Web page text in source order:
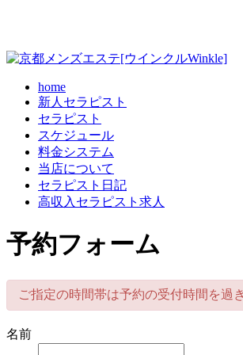
home
新人セラピスト
セラピスト
スケジュール
料金システム
当店について
セラピスト日記
高収入セラピスト求人
予約フォーム
ご指定の時間帯は予約の受付時間を過
名前